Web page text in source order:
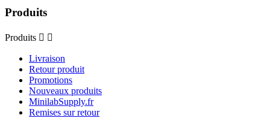
Produits
Produits  
Livraison
Retour produit
Promotions
Nouveaux produits
MinilabSupply.fr
Remises sur retour